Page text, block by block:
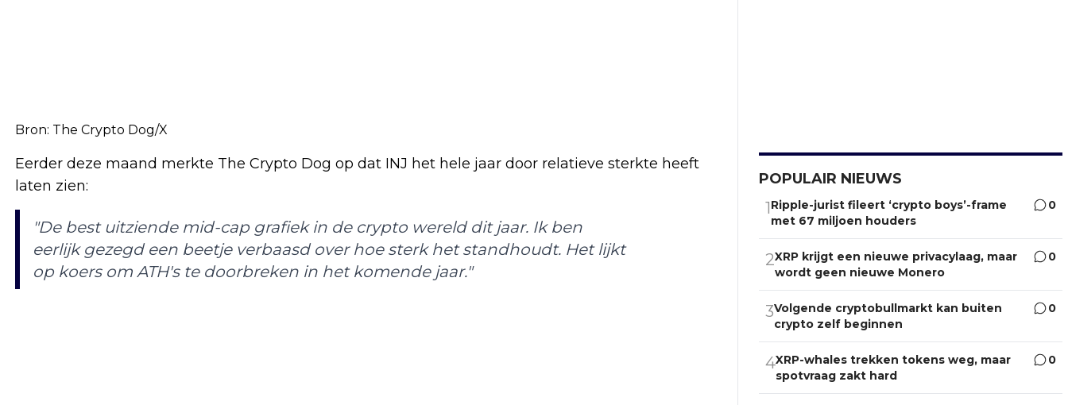
Bron: The Crypto Dog/X
Eerder deze maand merkte The Crypto Dog op dat INJ het hele jaar door relatieve sterkte heeft
laten zien:
"De best uitziende mid-cap grafiek in de crypto wereld dit jaar. Ik ben
eerlijk gezegd een beetje verbaasd over hoe sterk het standhoudt. Het lijkt
op koers om ATH's te doorbreken in het komende jaar."
POPULAIR NIEUWS
1Ripple-jurist fileert ‘crypto boys’-frame
met 67 miljoen houders
0
2XRP krijgt een nieuwe privacylaag, maar
wordt geen nieuwe Monero
0
3Volgende cryptobullmarkt kan buiten
crypto zelf beginnen
0
4XRP-whales trekken tokens weg, maar
spotvraag zakt hard
0